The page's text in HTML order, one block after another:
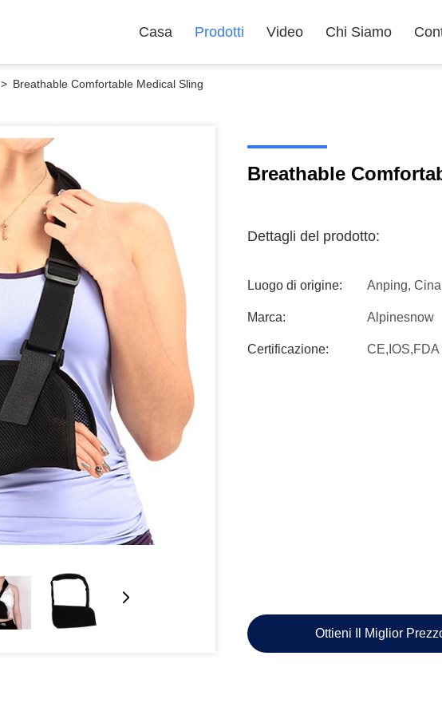
Casa Prodotti Video Chi Siamo
> Breathable Comfortable Medical Sling
Breathable
Dettagli del prodotto:
Luogo di origine: Anping, Cina
Marca: Alpinesnow
Certificazione: CE,IOS,FDA
Ottieni Il Miglior